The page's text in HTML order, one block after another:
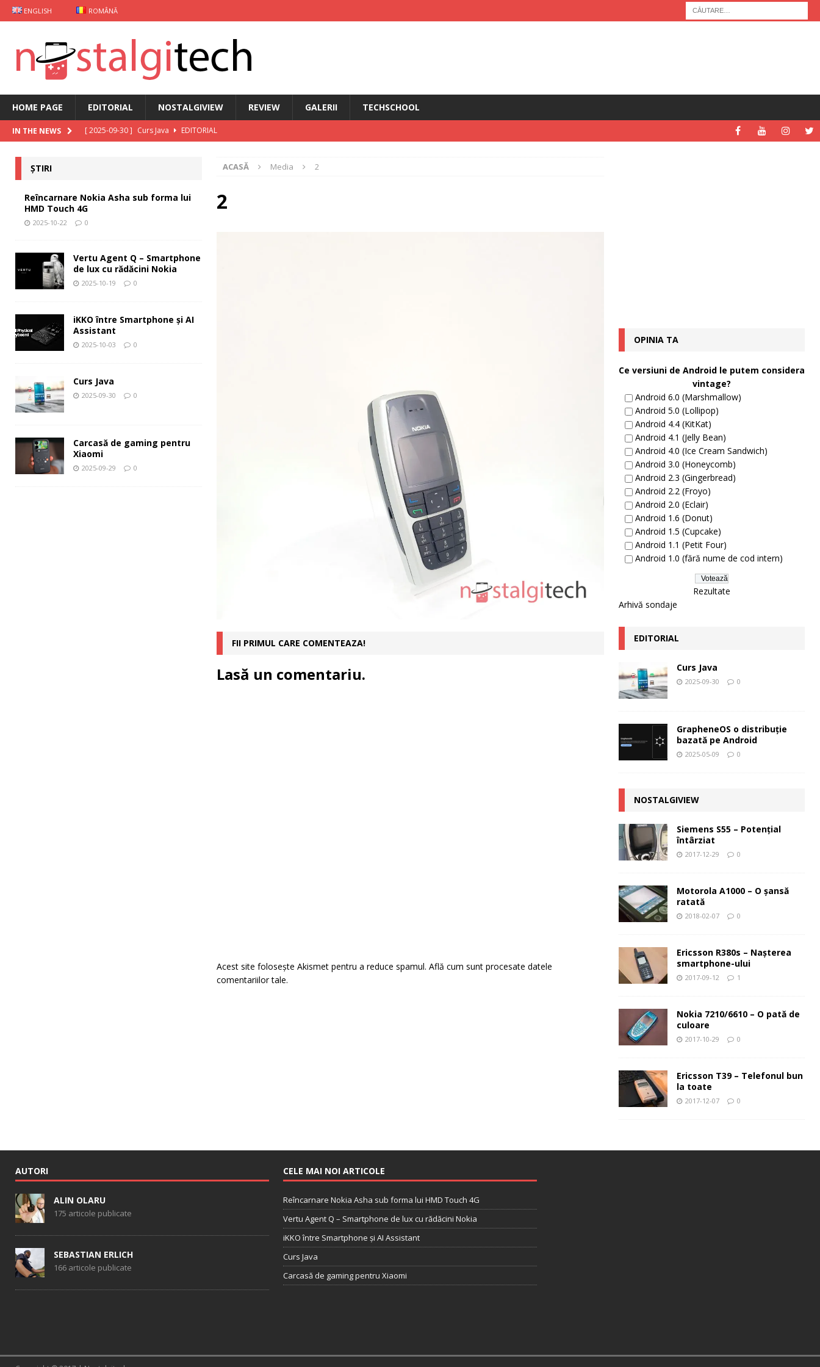
ENGLISH ROMÂNĂ
HOME PAGE EDITORIAL NOSTALGIVIEW REVIEW GALERII TECHSCHOOL
IN THE NEWS [ 2025-09-30 ] Curs Java
EDITORIAL
Reîncarnare Nokia Asha sub forma lui HMD Touch 4G
[ 2025-10-19 ]
Vertu Agent Q – Smartphone de lux cu rădăcini Nokia
[ 2025-10-03 ]
ACASĂ Media 2
2
FII PRIMUL CARE COMENTEAZA!
Lasă un comentariu.
Acest site folosește Akismet pentru a reduce spamul. Află cum sunt procesate datele
comentariilor tale.
ȘTIRI
Reîncarnare Nokia Asha sub forma lui
HMD Touch 4G
2025-10-22 0
Vertu Agent Q – Smartphone
de lux cu rădăcini Nokia
2025-10-19 0
iKKO între Smartphone și AI
Assistant
2025-10-03 0
Curs Java
2025-09-30 0
Carcasă de gaming pentru
Xiaomi
2025-09-29 0
OPINIA TA
Ce versiuni de Android le putem considera
vintage?
Android 6.0 (Marshmallow)
Android 5.0 (Lollipop)
Android 4.4 (KitKat)
Android 4.1 (Jelly Bean)
Android 4.0 (Ice Cream Sandwich)
Android 3.0 (Honeycomb)
Android 2.3 (Gingerbread)
Android 2.2 (Froyo)
Android 2.0 (Eclair)
Android 1.6 (Donut)
Android 1.5 (Cupcake)
Android 1.1 (Petit Four)
Android 1.0 (fără nume de cod intern)
Rezultate
Arhivă sondaje
EDITORIAL
Curs Java
2025-09-30 0
GrapheneOS o distribuție
bazată pe Android
2025-05-09 0
NOSTALGIVIEW
Siemens S55 – Potenţial
întârziat
2017-12-29 0
Motorola A1000 – O şansă
ratată
2018-02-07 0
Ericsson R380s – Naşterea
smartphone-ului
2017-09-12 1
Nokia 7210/6610 – O pată de
culoare
2017-10-29 0
Ericsson T39 – Telefonul bun
la toate
2017-12-07 0
AUTORI
ALIN OLARU
175 articole publicate
SEBASTIAN ERLICH
166 articole publicate
CELE MAI NOI ARTICOLE
Reîncarnare Nokia Asha sub forma lui HMD Touch 4G
Vertu Agent Q – Smartphone de lux cu rădăcini Nokia
iKKO între Smartphone și AI Assistant
Curs Java
Carcasă de gaming pentru Xiaomi